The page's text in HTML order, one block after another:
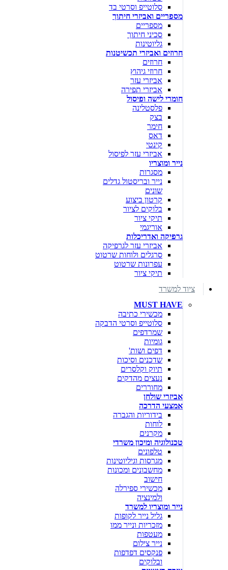
סלוטייפ וסרטי בד
מספריים ואביזרי חיתוך
מספריים
סכיני חיתוך
גליוטינות
חרוזים ואביזרי תכשיטנות
חרוזים
חרוזי גיהוץ
אביזרי עזר
אביזרי תפירה
חומרי לישה ופיסול
פלסטלינה
בצק
חימר
דאס
קינטי
אביזרי עזר לפיסול
נייר ומוצריו
מסגרות
נייר ובריסטול גדלים
שונים
קרטון ביצוע
בלוקים לציור
תיקי ציור
אוריגמי
גרפיקה ואדריכלות
אביזרי עזר לגרפיקה
סרגלים ולוחות שרטוט
עפרונות שרטוט
תיקי ציור
ציוד למשרד
MUST HAVE
מכשירי כתיבה
סלוטייפ וסרטי הדבקה
שמרדפים
גומיות
דפים ושות'
שדכנים וסיכות
תיוק וקלסרים
נעצים מהדקים
מחוררים
אביזרי שולחן
אמצעי הדרכה
בידוריות והגברה
לוחות
מקרנים
טכנולוגיה ומיכון משרדי
טלפונים
מגרסות וגיליוטינות
מחשבונים ומכונות
חישוב
מכשירי ספירלה
ולמינציה
נייר ומוצריו למשרד
גליל נייר לקופות
מזכריות ונייר ממו
מעטפות
נייר צילום
פנקסים דפדפות
ובלוקים